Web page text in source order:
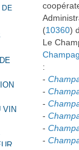
DE
VIN
(10360)
Le
:
-
-
-
-
-
-